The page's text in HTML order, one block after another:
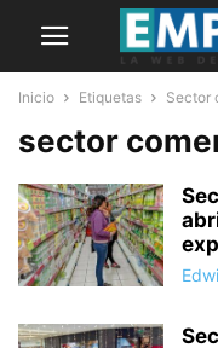
Inicio Etiquetas Sector
sector